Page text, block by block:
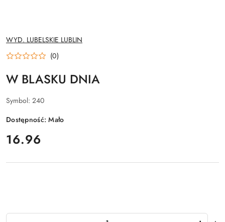
NAZWA
PRODUCENTA:
WYD. LUBELSKIE LUBLIN
(0)
W BLASKU DNIA
Symbol: 240
Dostępność:Mało
cena:
16.96